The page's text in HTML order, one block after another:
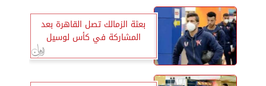
بعثة الزمالك تصل القاهرة بعد
المشاركة في كأس لوسيل